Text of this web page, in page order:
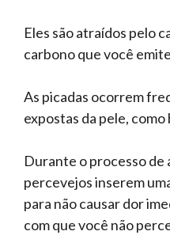
Eles são atraídos pelo
carbono que você
As picadas ocorrem
expostas da pele,
Durante o processo de
percevejos inserem
para não causar dor
com que você não